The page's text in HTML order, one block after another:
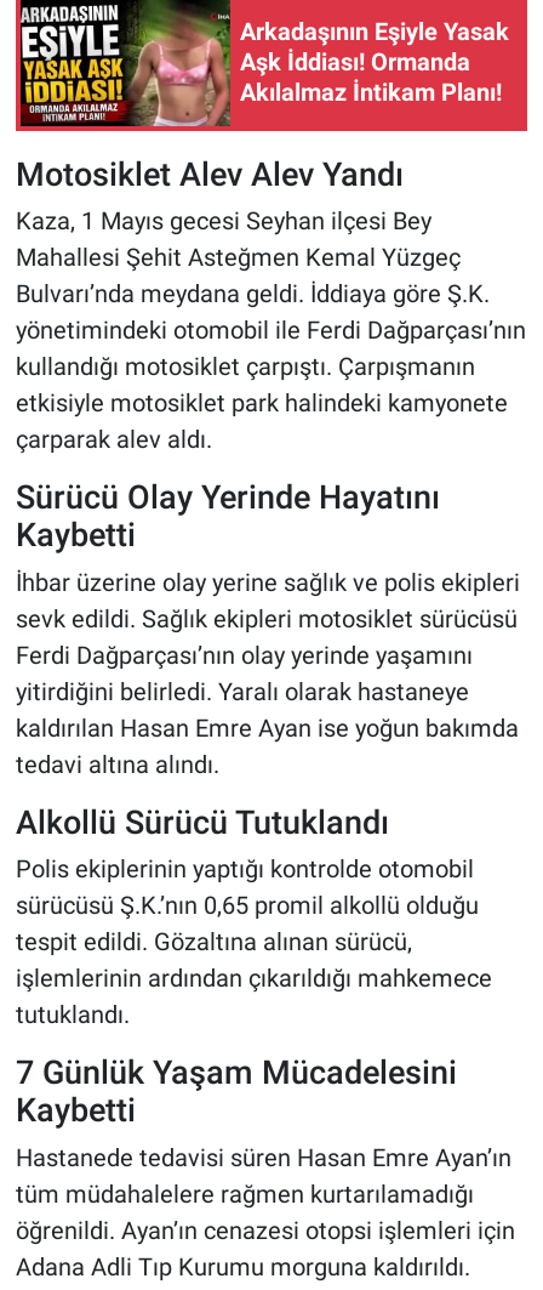
Arkadaşının Eşiyle Yasak
Aşk İddiası! Ormanda
Akılalmaz İntikam Planı!
Motosiklet Alev Alev Yandı
Kaza, 1 Mayıs gecesi Seyhan ilçesi Bey
Mahallesi Şehit Asteğmen Kemal Yüzgeç
Bulvarı’nda meydana geldi. İddiaya göre Ş.K.
yönetimindeki otomobil ile Ferdi Dağparçası’nın
kullandığı motosiklet çarpıştı. Çarpışmanın
etkisiyle motosiklet park halindeki kamyonete
çarparak alev aldı.
Sürücü Olay Yerinde Hayatını
Kaybetti
İhbar üzerine olay yerine sağlık ve polis ekipleri
sevk edildi. Sağlık ekipleri motosiklet sürücüsü
Ferdi Dağparçası’nın olay yerinde yaşamını
yitirdiğini belirledi. Yaralı olarak hastaneye
kaldırılan Hasan Emre Ayan ise yoğun bakımda
tedavi altına alındı.
Alkollü Sürücü Tutuklandı
Polis ekiplerinin yaptığı kontrolde otomobil
sürücüsü Ş.K.’nın 0,65 promil alkollü olduğu
tespit edildi. Gözaltına alınan sürücü,
işlemlerinin ardından çıkarıldığı mahkemece
tutuklandı.
7 Günlük Yaşam Mücadelesini
Kaybetti
Hastanede tedavisi süren Hasan Emre Ayan’ın
tüm müdahalelere rağmen kurtarılamadığı
öğrenildi. Ayan’ın cenazesi otopsi işlemleri için
Adana Adli Tıp Kurumu morguna kaldırıldı.